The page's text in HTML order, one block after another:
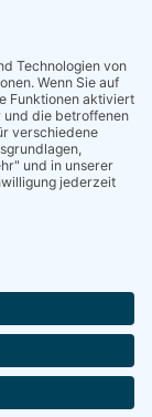
in Ihrem
über Neues aus